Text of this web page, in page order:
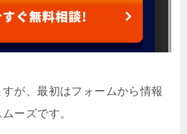
が、最初はフォームから情報
ーズです。